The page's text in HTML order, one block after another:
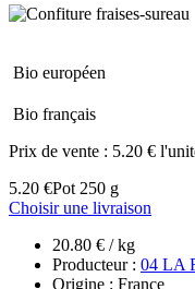
Bio européen
Bio français
Prix de vente : 5.20 €
5.20 €Pot 250 g
Choisir une livraison
20.80 € / kg
Producteur : 04 LA
Origine : France